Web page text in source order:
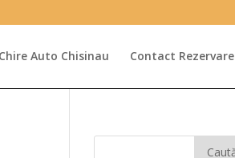
Chire Auto Chisinau Contact Rezervare